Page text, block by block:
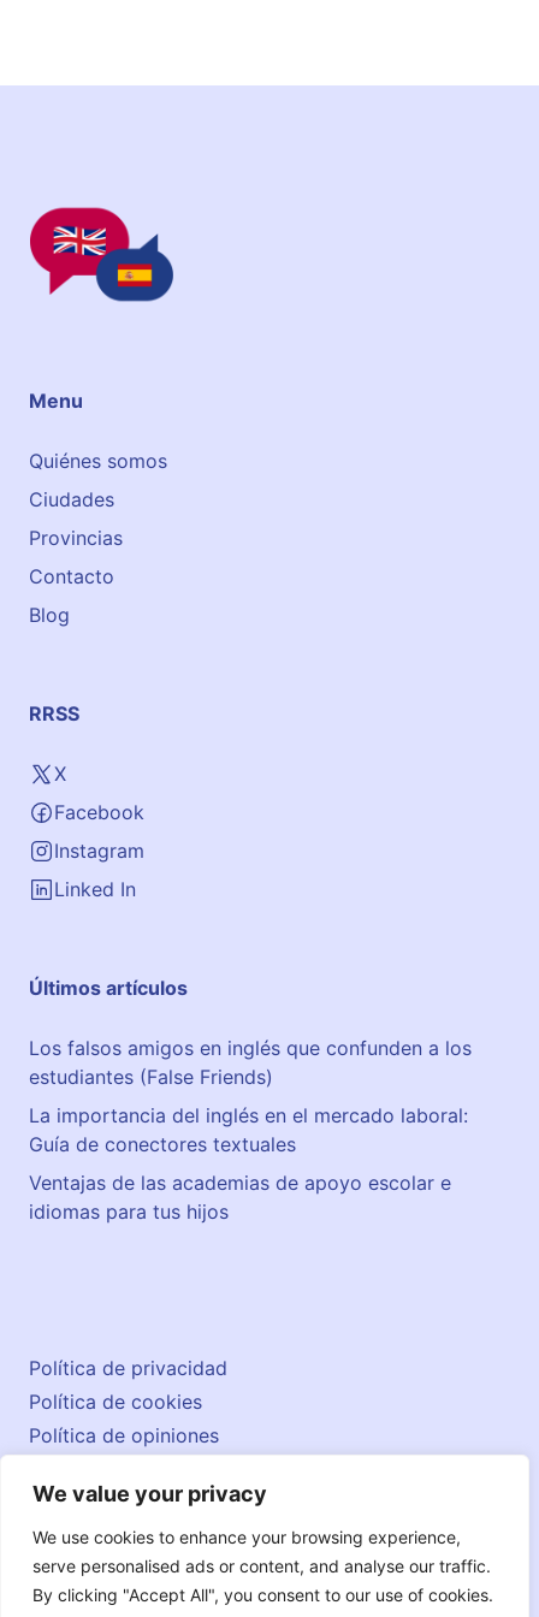
We value your privacy
We use cookies to enhance your browsing experience,
serve personalised ads or content, and analyse our traffic.
By clicking "Accept All", you consent to our use of cookies.
Menu
Quiénes somos
Ciudades
Provincias
Contacto
Blog
RRSS
X
Facebook
Instagram
Linked In
Últimos artículos
Los falsos amigos en inglés que confunden a los
estudiantes (False Friends)
La importancia del inglés en el mercado laboral:
Guía de conectores textuales
Ventajas de las academias de apoyo escolar e
idiomas para tus hijos
© 2026 englishatlas.es
Política de privacidad
Política de cookies
Política de opiniones
Contacto